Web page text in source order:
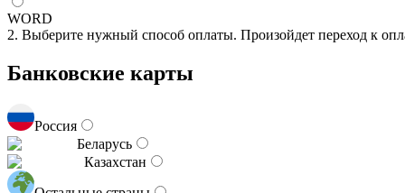
WORD
2. Выберите нужный способ оплаты. Произойдет переход к
Банковские карты
Россия
Беларусь
Казахстан